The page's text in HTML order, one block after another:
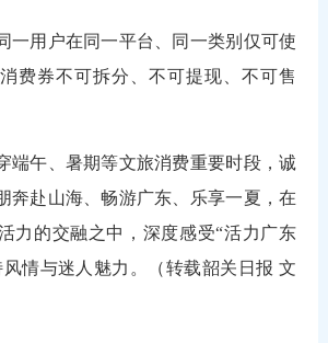
用户在同一平台、同一类别仅可使
费券不可拆分、不可提现、不可售
午、暑期等文旅消费重要时段，诚
奔赴山海、畅游广东、乐享一夏，在
力的交融之中，深度感受“活力广东
情与迷人魅力。（转载韶关日报 文